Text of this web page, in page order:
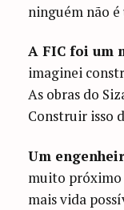
ninguém não
A FIC foi um
imaginei
As obras do
Construir isso
Um
muito próximo
mais vida